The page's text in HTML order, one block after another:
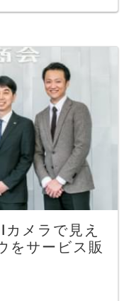
メラで見え
をサービス販